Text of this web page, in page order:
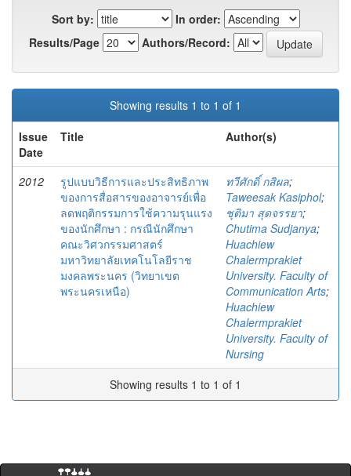
Sort by:
In order:
Results/Page
Authors/Record:
Showing results 1 to 1 of 1
Issue
Date
Title Author(s)
2012
รูปแบบวิธีการและประสิทธิภาพ
ของการสื่อสารของอาจารย์เพื่อ
ลดพฤติกรรมการใช้ความรุนแรง
ของนักศึกษา : กรณีนักศึกษา
คณะวิศวกรรมศาสตร์
มหาวิทยาลัยเทคโนโลยีราช
มงคลพระนคร (วิทยาเขต
พระนครเหนือ)
ทวีศักดิ์ กสิผล;
Taweesak Kasiphol;
ชุติมา สุดจรรยา;
Chutima Sudjanya;
Huachiew
Chalermprakiet
University. Faculty of
Communication Arts;
Huachiew
Chalermprakiet
University. Faculty of
Nursing
Showing results 1 to 1 of 1